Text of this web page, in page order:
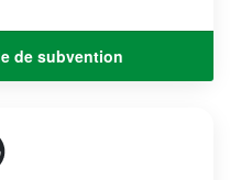
de subvention